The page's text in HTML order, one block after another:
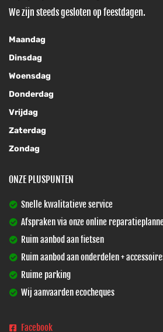
We zijn steeds gesloten op feestdagen.
Maandag
Dinsdag
Woensdag
Donderdag
Vrijdag
Zaterdag
Zondag
ONZE PLUSPUNTEN
Snelle kwalitatieve service
Afspraken via onze online
Ruim aanbod aan fietsen
Ruim aanbod aan onderdelen +
Ruime parking
Wij aanvaarden ecocheques
Facebook